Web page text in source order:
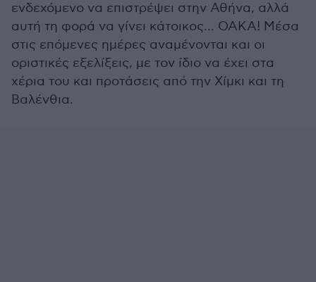
ενδεχόμενο να επιστρέψει στην Αθήνα, αλλά
αυτή τη φορά να γίνει κάτοικος... ΟΑΚΑ! Μέσα
στις επόμενες ημέρες αναμένονται και οι
οριστικές εξελίξεις, με τον ίδιο να έχει στα
χέρια του και προτάσεις από την Χίμκι και τη
Βαλένθια.